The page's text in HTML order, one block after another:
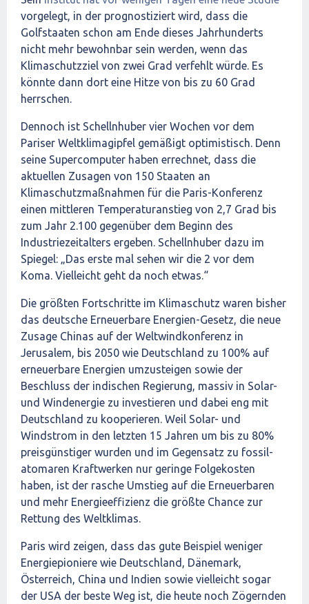
vorgelegt, in der prognostiziert wird, dass die
Golfstaaten schon am Ende dieses Jahrhunderts
nicht mehr bewohnbar sein werden, wenn das
Klimaschutzziel von zwei Grad verfehlt würde. Es
könnte dann dort eine Hitze von bis zu 60 Grad
herrschen.
Dennoch ist Schellnhuber vier Wochen vor dem
Pariser Weltklimagipfel gemäßigt optimistisch. Denn
seine Supercomputer haben errechnet, dass die
aktuellen Zusagen von 150 Staaten an
Klimaschutzmaßnahmen für die Paris-Konferenz
einen mittleren Temperaturanstieg von 2,7 Grad bis
zum Jahr 2.100 gegenüber dem Beginn des
Industriezeitalters ergeben. Schellnhuber dazu im
Spiegel: „Das erste mal sehen wir die 2 vor dem
Koma. Vielleicht geht da noch etwas.“
Die größten Fortschritte im Klimaschutz waren bisher
das deutsche Erneuerbare Energien-Gesetz, die neue
Zusage Chinas auf der Weltwindkonferenz in
Jerusalem, bis 2050 wie Deutschland zu 100% auf
erneuerbare Energien umzusteigen sowie der
Beschluss der indischen Regierung, massiv in Solar-
und Windenergie zu investieren und dabei eng mit
Deutschland zu kooperieren. Weil Solar- und
Windstrom in den letzten 15 Jahren um bis zu 80%
preisgünstiger wurden und im Gegensatz zu fossil-
atomaren Kraftwerken nur geringe Folgekosten
haben, ist der rasche Umstieg auf die Erneuerbaren
und mehr Energieeffizienz die größte Chance zur
Rettung des Weltklimas.
Paris wird zeigen, dass das gute Beispiel weniger
Energiepioniere wie Deutschland, Dänemark,
Österreich, China und Indien sowie vielleicht sogar
der USA der beste Weg ist, die heute noch Zögernden